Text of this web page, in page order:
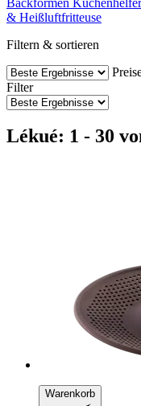
& Heißluftfritteuse
Filtern & sortieren
Filter
Lékué: 1 - 30
Warenkorb